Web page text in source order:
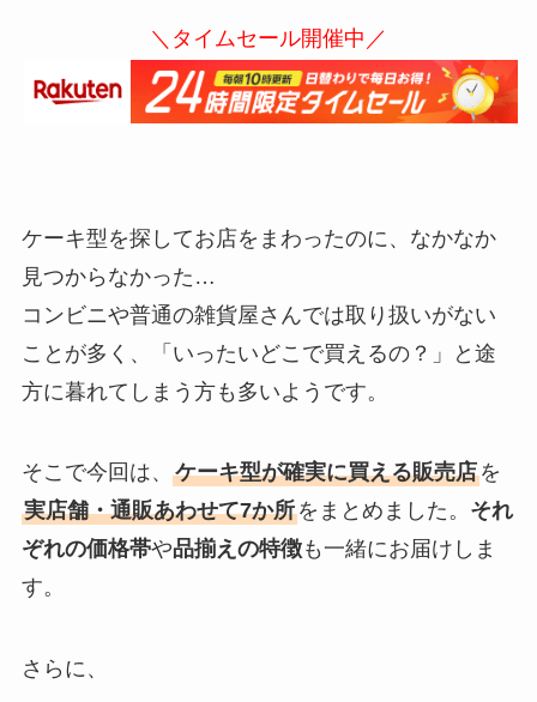
＼タイムセール開催中／
ケーキ型を探してお店をまわったのに、なかなか
見つからなかった…
コンビニや普通の雑貨屋さんでは取り扱いがない
ことが多く、「いったいどこで買えるの？」と途
方に暮れてしまう方も多いようです。
そこで今回は、 ケーキ型が確実に買える販売店を
実店舗・通販あわせて7か所をまとめました。 それ
ぞれの価格帯や品揃えの特徴も一緒にお届けしま
す。
さらに、